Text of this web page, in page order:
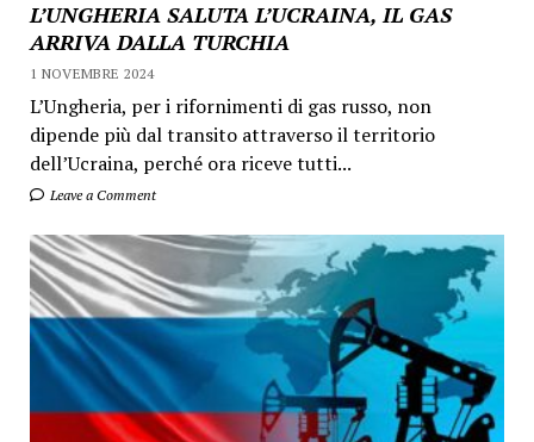
L’UNGHERIA SALUTA L’UCRAINA, IL GAS
ARRIVA DALLA TURCHIA
1 NOVEMBRE 2024
L’Ungheria, per i rifornimenti di gas russo, non
dipende più dal transito attraverso il territorio
dell’Ucraina, perché ora riceve tutti...
Leave a Comment